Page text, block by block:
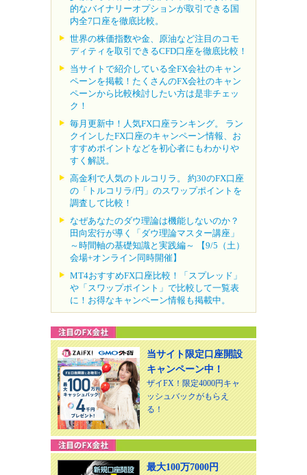
的なバイナリーオプションが取引できる国
内全7口座を徹底比較。
世界の株価指数や金、原油など注目のコモ
ディティを取引できるCFD口座を徹底比較！
当サイトで紹介している全FX会社のキャン
ペーンを掲載！たくさんのFX会社のキャン
ペーンから比較検討したい方は是非チェッ
ク！
毎月更新中！人気FX口座ランキング。 ラン
クインしたFX口座のキャンペーン情報、お
すすめポイントなどを初心者にもわかりや
すく解説。
高金利で人気のトルコリラ。 約30のFX口座
の「トルコリラ/円」のスワップポイントを
調査して比較！
なぜあなたのダウ理論は機能しないのか？
田向宏行が導く「ダウ理論マスター講座」
～時間軸の基礎知識と実践編～ 【9/5（土）
会場+オンライン同時開催】
MT4おすすめFX口座比較！「スプレッド」
や「スワップポイント」で比較して一覧表
に！お得なキャンペーン情報も掲載中。
当サイト限定口座開設
キャンペーン中！
ザイFX！限定4000円キャ
ッシュバックがもらえ
る！
最大100万7000円